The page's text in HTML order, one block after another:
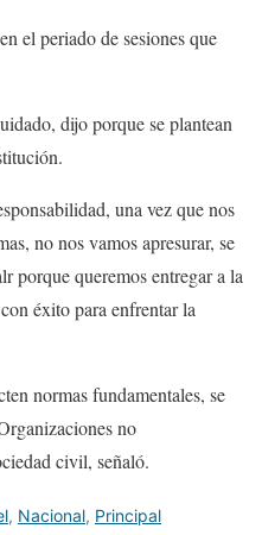
el periado de sesiones que
dijo porque se plantean
una vez que nos
no nos vamos apresurar, se
porque queremos entregar a la
éxito para enfrentar la
normas fundamentales, se
no
civil, señaló.
, Nacional, Principal